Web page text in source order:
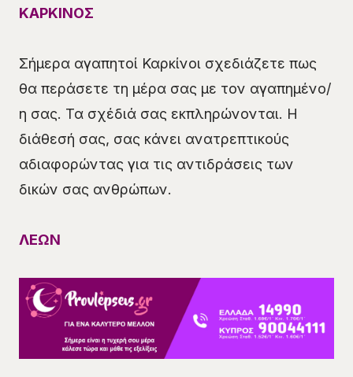
ΚΑΡΚΙΝΟΣ
Σήμερα αγαπητοί Καρκίνοι σχεδιάζετε πως
θα περάσετε τη μέρα σας με τον αγαπημένο/
η σας. Τα σχέδιά σας εκπληρώνονται. Η
διάθεσή σας, σας κάνει ανατρεπτικούς
αδιαφορώντας για τις αντιδράσεις των
δικών σας ανθρώπων.
ΛΕΩΝ